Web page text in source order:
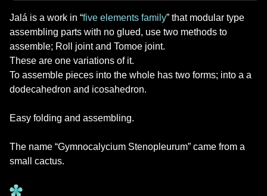
Jalá is a work in “five elements family” that modular type
assembling parts with no glued, use two methods to
assemble; Roll joint and Tomoe joint.
These are one variations of it.
To assemble pieces into the whole has two forms; into a a
dodecahedron and icosahedron.
Easy folding and assembling.
The name “Gymnocalycium Stenopleurum” came from a
small cactus.